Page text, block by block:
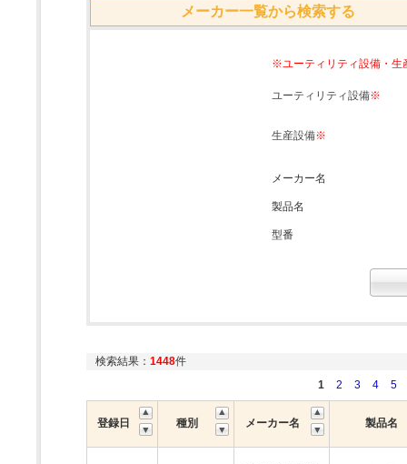
メーカー一覧から検索する
※ユーティリティ設備・生
ユーティリティ設備※
生産設備※
メーカー名
製品名
型番
検索結果： 1448件
1
2 3 4 5
登録日 種別 メーカー名 製品名